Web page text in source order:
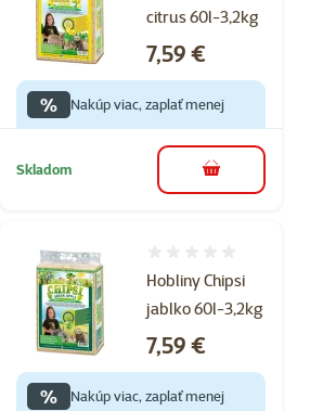
citrus 60l-3,2kg
Cena
7,59 €
% Nakúp viac, zaplať menej
Skladom do košíka
Hobliny Chipsi
jablko 60l-3,2kg
Cena
7,59 €
% Nakúp viac, zaplať menej